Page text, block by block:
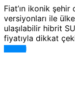
Fiat’ın ikonik
versiyonları ile
ulaşılabilir hibrit
fiyatıyla dikkat
DEVAMI